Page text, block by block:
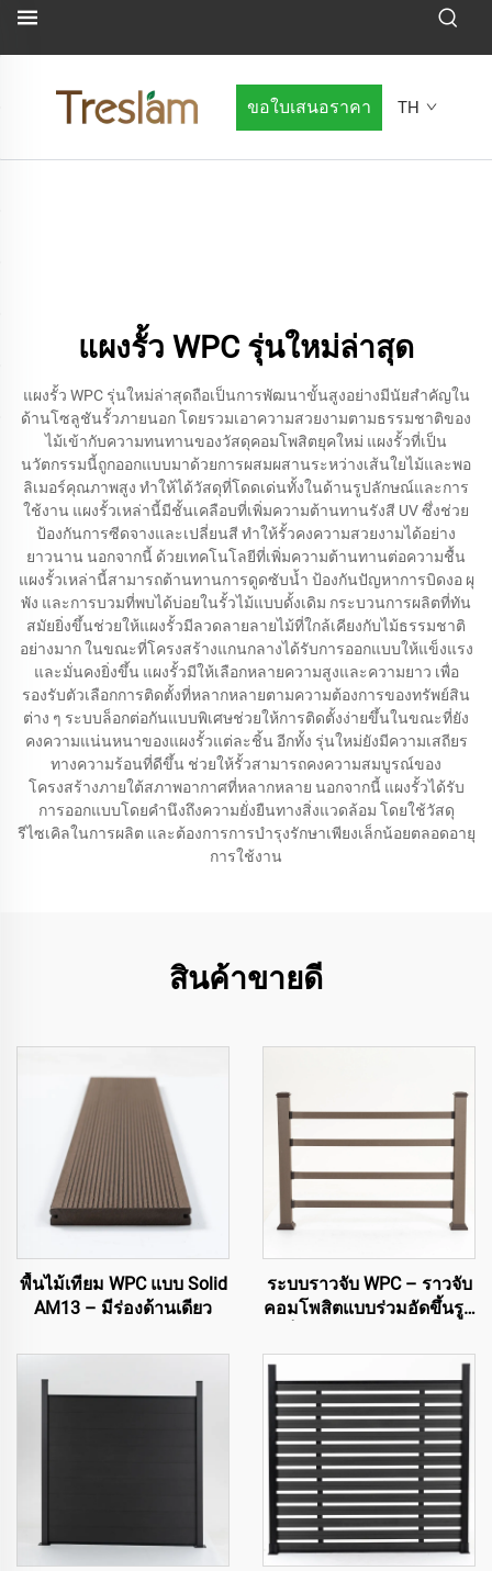
ขอใบเสนอราคา TH
แผงรั้ว WPC รุ่นใหม่ล่าสุด
แผงรั้ว WPC รุ่นใหม่ล่าสุดถือเป็นการพัฒนาขั้นสูงอย่างมีนัยสำคัญใน
ด้านโซลูชันรั้วภายนอก โดยรวมเอาความสวยงามตามธรรมชาติของ
ไม้เข้ากับความทนทานของวัสดุคอมโพสิตยุคใหม่ แผงรั้วที่เป็น
นวัตกรรมนี้ถูกออกแบบมาด้วยการผสมผสานระหว่างเส้นใยไม้และพอ
ลิเมอร์คุณภาพสูง ทำให้ได้วัสดุที่โดดเด่นทั้งในด้านรูปลักษณ์และการ
ใช้งาน แผงรั้วเหล่านี้มีชั้นเคลือบที่เพิ่มความต้านทานรังสี UV ซึ่งช่วย
ป้องกันการซีดจางและเปลี่ยนสี ทำให้รั้วคงความสวยงามได้อย่าง
ยาวนาน นอกจากนี้ ด้วยเทคโนโลยีที่เพิ่มความต้านทานต่อความชื้น
แผงรั้วเหล่านี้สามารถต้านทานการดูดซับน้ำ ป้องกันปัญหาการบิดงอ ผุ
พัง และการบวมที่พบได้บ่อยในรั้วไม้แบบดั้งเดิม กระบวนการผลิตที่ทัน
สมัยยิ่งขึ้นช่วยให้แผงรั้วมีลวดลายลายไม้ที่ใกล้เคียงกับไม้ธรรมชาติ
อย่างมาก ในขณะที่โครงสร้างแกนกลางได้รับการออกแบบให้แข็งแรง
และมั่นคงยิ่งขึ้น แผงรั้วมีให้เลือกหลายความสูงและความยาว เพื่อ
รองรับตัวเลือกการติดตั้งที่หลากหลายตามความต้องการของทรัพย์สิน
ต่าง ๆ ระบบล็อกต่อกันแบบพิเศษช่วยให้การติดตั้งง่ายขึ้นในขณะที่ยัง
คงความแน่นหนาของแผงรั้วแต่ละชิ้น อีกทั้ง รุ่นใหม่ยังมีความเสถียร
ทางความร้อนที่ดีขึ้น ช่วยให้รั้วสามารถคงความสมบูรณ์ของ
โครงสร้างภายใต้สภาพอากาศที่หลากหลาย นอกจากนี้ แผงรั้วได้รับ
การออกแบบโดยคำนึงถึงความยั่งยืนทางสิ่งแวดล้อม โดยใช้วัสดุ
รีไซเคิลในการผลิต และต้องการการบำรุงรักษาเพียงเล็กน้อยตลอดอายุ
การใช้งาน
สินค้าขายดี
พื้นไม้เทียม WPC แบบ Solid
AM13 – มีร่องด้านเดียว
ระบบราวจับ WPC – ราวจับ
คอมโพสิตแบบร่วมอัดขึ้นรูป
ปลอดภัยภายนอก